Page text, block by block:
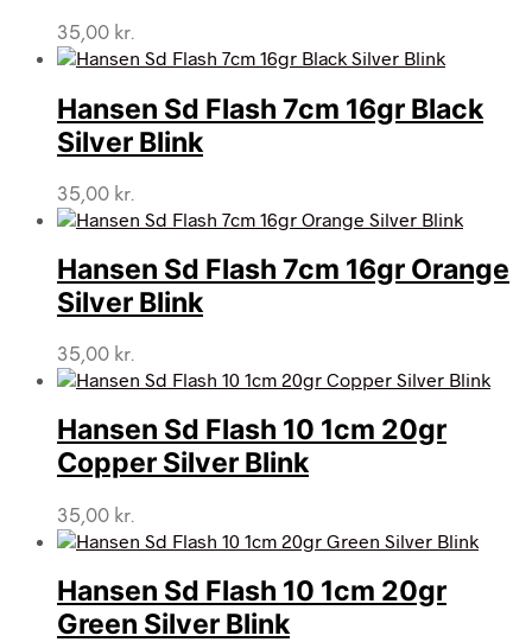
35,00 kr.
Hansen Sd Flash 7cm 16gr Black
Silver Blink
35,00 kr.
Hansen Sd Flash 7cm 16gr Orange
Silver Blink
35,00 kr.
Hansen Sd Flash 10 1cm 20gr
Copper Silver Blink
35,00 kr.
Hansen Sd Flash 10 1cm 20gr
Green Silver Blink